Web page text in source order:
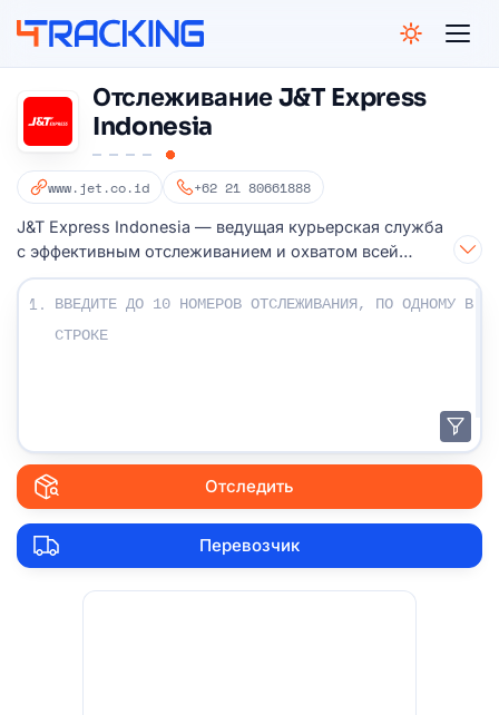
Отслеживание J&T Express
Indonesia
www.jet.co.id +62 21 80661888
J&T Express Indonesia — ведущая курьерская служба
с эффективным отслеживанием и охватом всей
страны.
Введите ваши номера отслеживания:
1.
Отследить
Перевозчик